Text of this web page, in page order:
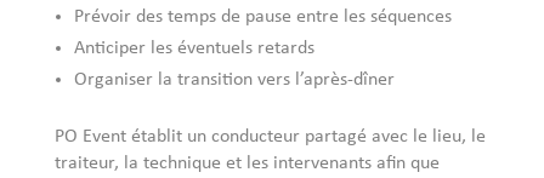
Prévoir des temps de pause entre les séquences
Anticiper les éventuels retards
Organiser la transition vers l’après-dîner
PO Event établit un conducteur partagé avec le lieu, le
traiteur, la technique et les intervenants afin que